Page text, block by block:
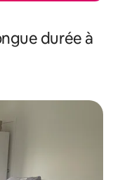
durée à